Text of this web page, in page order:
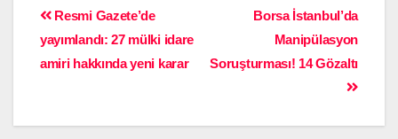
Borsa İstanbul’da
Manipülasyon
Soruşturması! 14 Gözaltı
Resmi Gazete’de
yayımlandı: 27 mülki idare
amiri hakkında yeni karar